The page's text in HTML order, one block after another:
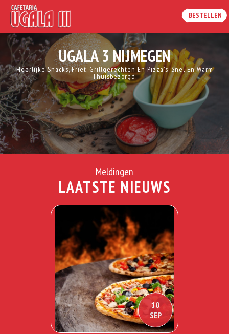
BESTELLEN
UGALA 3 NIJMEGEN
Heerlijke Snacks, Friet, Grillgerechten En Pizza's. Snel En Warm
Thuisbezorgd.
Meldingen
LAATSTE NIEUWS
10
SEP